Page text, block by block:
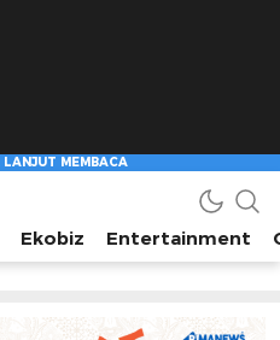
Ekobiz Entertainment